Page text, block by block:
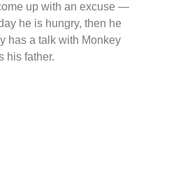
up with an excuse —
he is hungry, then he
has a talk with Monkey
his father.